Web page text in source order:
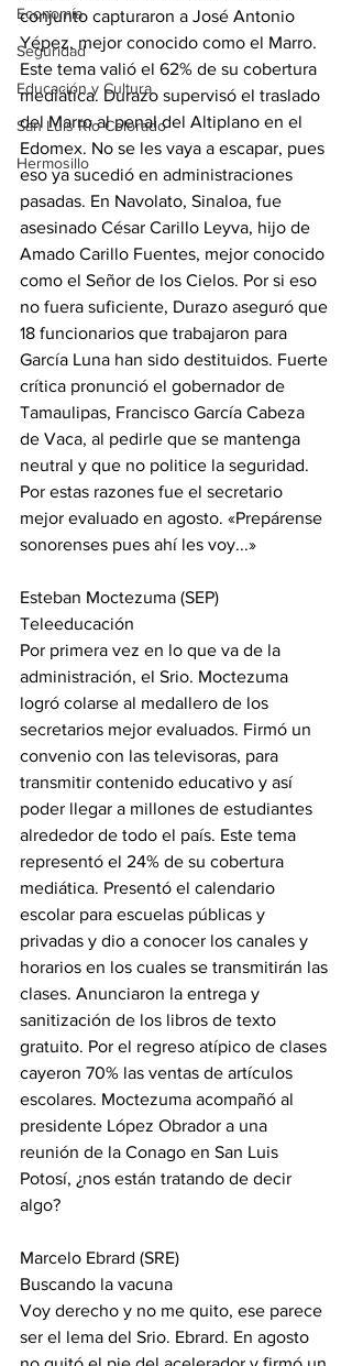
Economía
Seguridad
Educación y Cultura
San Luis Río Colorado
Hermosillo
conjunto capturaron a José Antonio
Yépez, mejor conocido como el Marro.
Este tema valió el 62% de su cobertura
mediática. Durazo supervisó el traslado
del Marro al penal del Altiplano en el
Edomex. No se les vaya a escapar, pues
eso ya sucedió en administraciones
pasadas. En Navolato, Sinaloa, fue
asesinado César Carillo Leyva, hijo de
Amado Carillo Fuentes, mejor conocido
como el Señor de los Cielos. Por si eso
no fuera suficiente, Durazo aseguró que
18 funcionarios que trabajaron para
García Luna han sido destituidos. Fuerte
crítica pronunció el gobernador de
Tamaulipas, Francisco García Cabeza
de Vaca, al pedirle que se mantenga
neutral y que no politice la seguridad.
Por estas razones fue el secretario
mejor evaluado en agosto. «Prepárense
sonorenses pues ahí les voy...»
Esteban Moctezuma (SEP)
Teleeducación
Por primera vez en lo que va de la
administración, el Srio. Moctezuma
logró colarse al medallero de los
secretarios mejor evaluados. Firmó un
convenio con las televisoras, para
transmitir contenido educativo y así
poder llegar a millones de estudiantes
alrededor de todo el país. Este tema
representó el 24% de su cobertura
mediática. Presentó el calendario
escolar para escuelas públicas y
privadas y dio a conocer los canales y
horarios en los cuales se transmitirán las
clases. Anunciaron la entrega y
sanitización de los libros de texto
gratuito. Por el regreso atípico de clases
cayeron 70% las ventas de artículos
escolares. Moctezuma acompañó al
presidente López Obrador a una
reunión de la Conago en San Luis
Potosí, ¿nos están tratando de decir
algo?
Marcelo Ebrard (SRE)
Buscando la vacuna
Voy derecho y no me quito, ese parece
ser el lema del Srio. Ebrard. En agosto